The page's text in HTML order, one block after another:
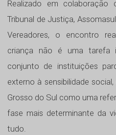
Realizado em colaboração
Tribunal de Justiça,
Vereadores, o encontro
criança não é uma tarefa
conjunto de instituições
externo à sensibilidade
Grosso do Sul como uma
fase mais determinante da
tudo.